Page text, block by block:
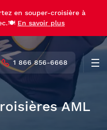
en souper-croisière à
En savoir plus
1 866 856-6668
AML